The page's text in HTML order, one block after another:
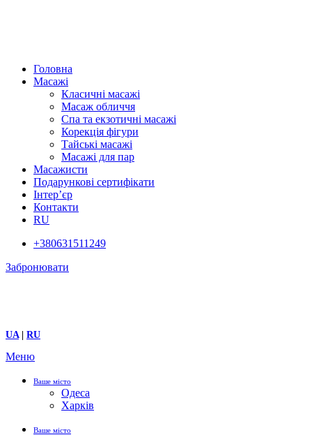
Головна
Масажі
Класичні масажі
Масаж обличчя
Спа та екзотичні масажі
Корекція фігури
Тайські масажі
Масажі для пар
Масажисти
Подарункові сертифікати
Інтер’єр
Контакти
RU
+380631511249
Забронювати
UA| RU
Меню
Ваше місто
Одеса
Харків
Ваше місто